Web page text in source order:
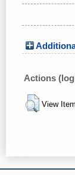
Actions
View Item